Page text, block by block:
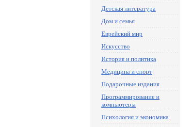
Детская литература
Дом и семья
Еврейский мир
Искусство
История и политика
Медицина и спорт
Подарочные издания
Программирование и
компьютеры
Психология и экономика